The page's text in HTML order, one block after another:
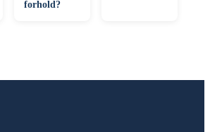
forhold?